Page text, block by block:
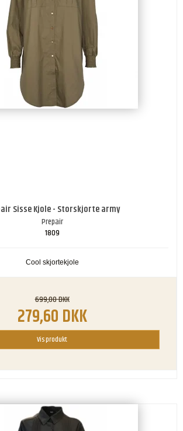
Sisse Kjole - Storskjorte army
Prepair
1809
Cool skjortekjole
699,00 DKK
279,60 DKK
Vis produkt